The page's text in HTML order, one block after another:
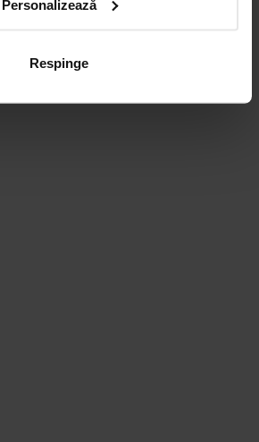
Personalizează
Respinge